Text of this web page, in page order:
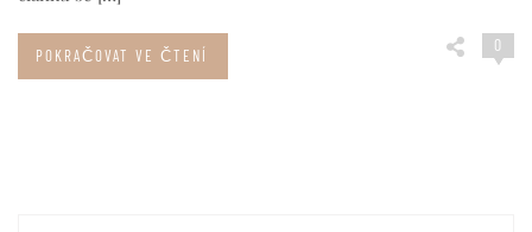
0
POKRAČOVAT VE ČTENÍ